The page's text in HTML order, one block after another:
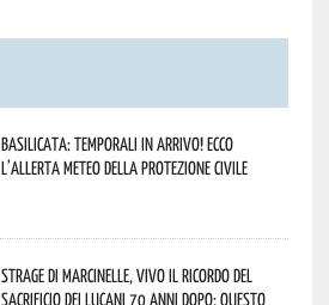
Basilicata: temporali in arrivo! Ecco
l’allerta meteo della Protezione civile
Strage di Marcinelle, vivo il ricordo del
sacrificio dei lucani 70 anni dopo: questo